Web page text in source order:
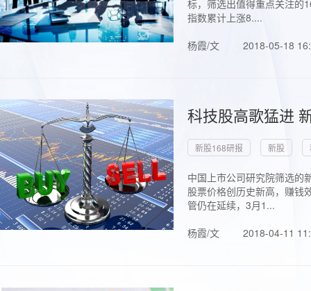
标，筛选出值得重点关注的
指数累计上涨8....
杨霞/文
2018-05-18
科技股高歌猛进
新股168研报 新股
中国上市公司研究院筛选的
股票价格创历史新高，赚钱
管仍在延续，3月1...
杨霞/文
2018-04-11